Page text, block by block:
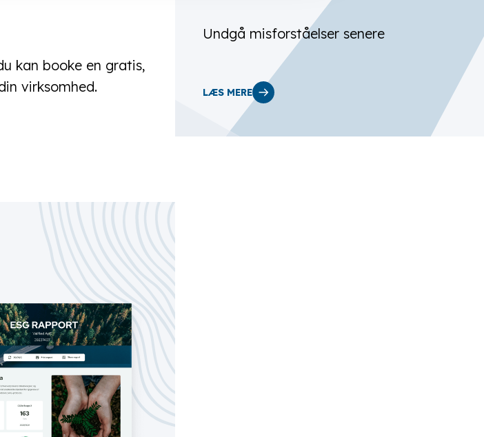
kan booke en gratis,
virksomhed.
Undgå misforståelser senere
LÆS MERE